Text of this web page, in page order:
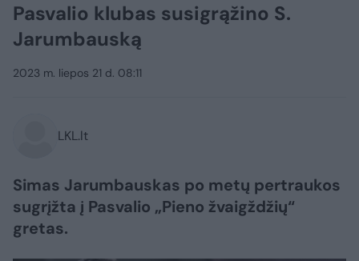
Pasvalio klubas susigrąžino S.
Jarumbauską
2023 m. liepos 21 d. 08:11
LKL.lt
Simas Jarumbauskas po metų pertraukos
sugrįžta į Pasvalio „Pieno žvaigždžių“
gretas.